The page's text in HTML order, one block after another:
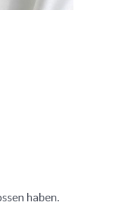
haben.